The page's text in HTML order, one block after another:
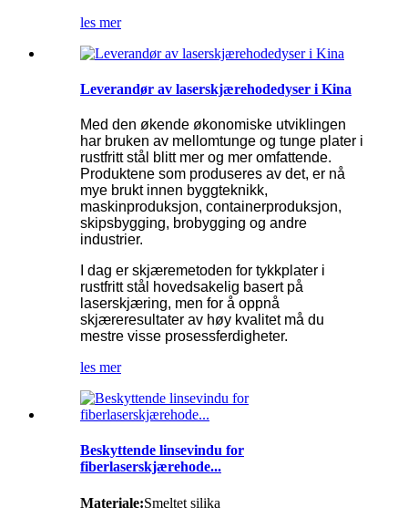
les mer
Leverandør av laserskjærehodedyser i Kina
Med den økende økonomiske utviklingen
har bruken av mellomtunge og tunge plater i
rustfritt stål blitt mer og mer omfattende.
Produktene som produseres av det, er nå
mye brukt innen byggteknikk,
maskinproduksjon, containerproduksjon,
skipsbygging, brobygging og andre
industrier.
I dag er skjæremetoden for tykkplater i
rustfritt stål hovedsakelig basert på
laserskjæring, men for å oppnå
skjæreresultater av høy kvalitet må du
mestre visse prosessferdigheter.
les mer
Beskyttende linsevindu for
fiberlaserskjærehode...
Materiale:Smeltet silika